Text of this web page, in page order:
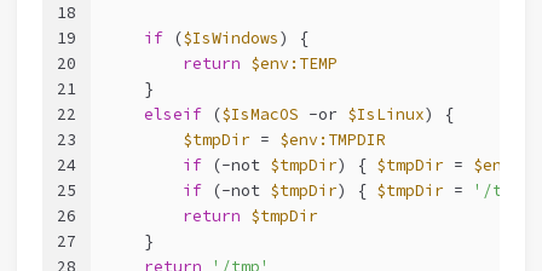
18
19
20
21
22
23
24
25
26
27
28
if ($IsWindows) {
return $env:TEMP
    }
elseif ($IsMacOS -or $IsLinux) {
$tmpDir = $env:TMPDIR
if (-not $tmpDir) { $tmpDir =
if (-not $tmpDir) { $tmpDir = '/tmp'
return $tmpDir
    }
return
'/tmp'